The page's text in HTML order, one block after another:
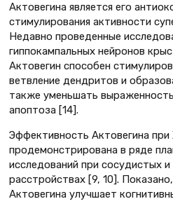
Актовегина является его
стимулирования активности
Недавно проведенные
гиппокампальных нейронов
Актовегин способен
ветвление дендритов и
также уменьшать выраженность
апоптоза [14].
Эффективность Актовегина
продемонстрирована в ряде
исследований при сосудистых
расстройствах [9, 10].
Актовегина улучшает